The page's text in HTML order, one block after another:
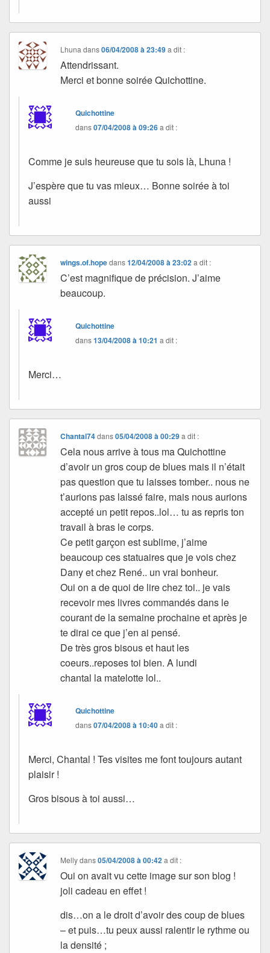
Lhuna dans06/04/2008 à 23:49 a dit :
Attendrissant.
Merci et bonne soirée Quichottine.
Quichottine
dans07/04/2008 à 09:26a dit :
Comme je suis heureuse que tu sois là, Lhuna !
J’espère que tu vas mieux… Bonne soirée à toi
aussi
wings.of.hopedans12/04/2008 à 23:02 a dit :
C’est magnifique de précision. J’aime
beaucoup.
Quichottine
dans13/04/2008 à 10:21 a dit :
Merci…
Chantal74dans05/04/2008 à 00:29 a dit :
Cela nous arrive à tous ma Quichottine
d’avoir un gros coup de blues mais il n’était
pas question que tu laisses tomber.. nous ne
t’aurions pas laissé faire, mais nous aurions
accepté un petit repos..lol… tu as repris ton
travail à bras le corps.
Ce petit garçon est sublime, j’aime
beaucoup ces statuaires que je vois chez
Dany et chez René.. un vrai bonheur.
Oui on a de quoi de lire chez toi.. je vais
recevoir mes livres commandés dans le
courant de la semaine prochaine et après je
te dirai ce que j’en ai pensé.
De très gros bisous et haut les
coeurs..reposes toi bien. A lundi
chantal la matelotte lol..
Quichottine
dans07/04/2008 à 10:40a dit :
Merci, Chantal ! Tes visites me font toujours autant
plaisir !
Gros bisous à toi aussi…
Mellydans05/04/2008 à 00:42 a dit :
Oui on avait vu cette image sur son blog !
joli cadeau en effet !
dis…on a le droit d’avoir des coup de blues
– et puis…tu peux aussi ralentir le rythme ou
la densité ;